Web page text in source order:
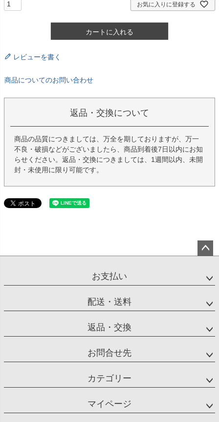
お気に入りに登録する
カートに入れる
レビューを書く
商品についてのお問い合わせ
返品・交換について
商品の品質につきましては、万全を期しておりますが、万一
不良・破損などがございましたら、商品到着後7日以内にお知
らせください。返品・交換につきましては、1週間以内、未開
封・未使用に限り可能です。
ップ
お支払い
配送・送料
返品・交換
お問合せ先
カテゴリー
マイページ